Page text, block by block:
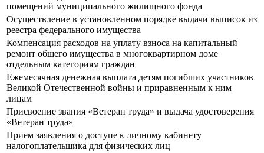
помещений муниципального жилищного фонда
Осуществление в установленном порядке выдачи выписок из
реестра федерального имущества
Компенсация расходов на уплату взноса на капитальный
ремонт общего имущества в многоквартирном доме
отдельным категориям граждан
Ежемесячная денежная выплата детям погибших участников
Великой Отечественной войны и приравненным к ним
лицам
Присвоение звания «Ветеран труда» и выдача удостоверения
«Ветеран труда»
Прием заявления о доступе к личному кабинету
налогоплательщика для физических лиц